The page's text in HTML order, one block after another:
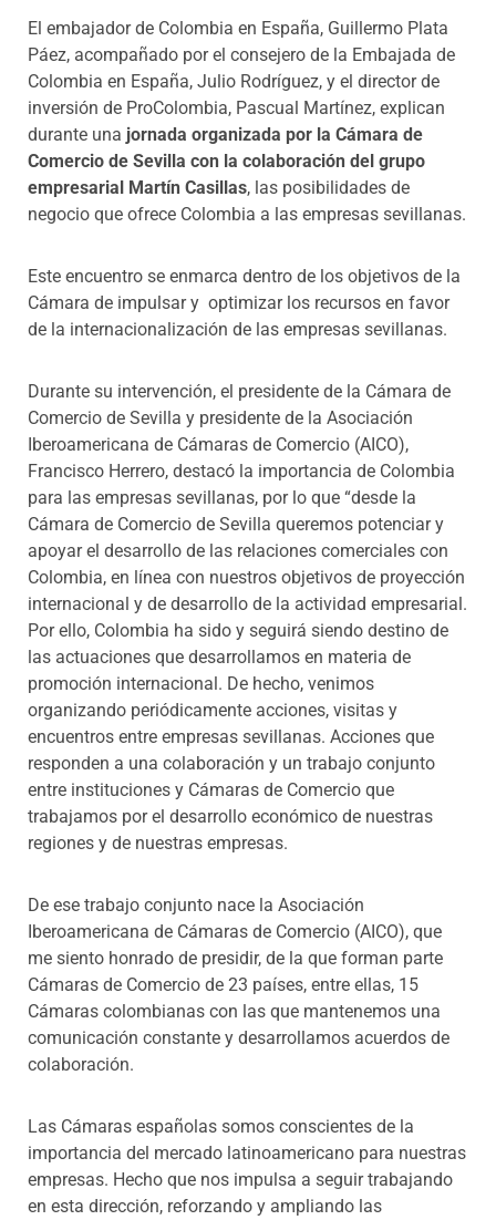
El embajador de Colombia en España, Guillermo Plata
Páez, acompañado por el consejero de la Embajada de
Colombia en España, Julio Rodríguez, y el director de
inversión de ProColombia, Pascual Martínez, explican
durante una jornada organizada por la Cámara de
Comercio de Sevilla con la colaboración del grupo
empresarial Martín Casillas, las posibilidades de
negocio que ofrece Colombia a las empresas sevillanas.
Este encuentro se enmarca dentro de los objetivos de la
Cámara de impulsar y optimizar los recursos en favor
de la internacionalización de las empresas sevillanas.
Durante su intervención, el presidente de la Cámara de
Comercio de Sevilla y presidente de la Asociación
Iberoamericana de Cámaras de Comercio (AICO),
Francisco Herrero, destacó la importancia de Colombia
para las empresas sevillanas, por lo que “desde la
Cámara de Comercio de Sevilla queremos potenciar y
apoyar el desarrollo de las relaciones comerciales con
Colombia, en línea con nuestros objetivos de proyección
internacional y de desarrollo de la actividad empresarial.
Por ello, Colombia ha sido y seguirá siendo destino de
las actuaciones que desarrollamos en materia de
promoción internacional. De hecho, venimos
organizando periódicamente acciones, visitas y
encuentros entre empresas sevillanas. Acciones que
responden a una colaboración y un trabajo conjunto
entre instituciones y Cámaras de Comercio que
trabajamos por el desarrollo económico de nuestras
regiones y de nuestras empresas.
De ese trabajo conjunto nace la Asociación
Iberoamericana de Cámaras de Comercio (AICO), que
me siento honrado de presidir, de la que forman parte
Cámaras de Comercio de 23 países, entre ellas, 15
Cámaras colombianas con las que mantenemos una
comunicación constante y desarrollamos acuerdos de
colaboración.
Las Cámaras españolas somos conscientes de la
importancia del mercado latinoamericano para nuestras
empresas. Hecho que nos impulsa a seguir trabajando
en esta dirección, reforzando y ampliando las